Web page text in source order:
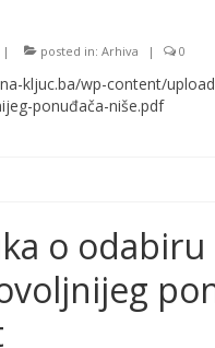
posted in: Arhiva | 0
kljuc.ba/wp-content/
ponuđača-niše.pdf
o odabiru